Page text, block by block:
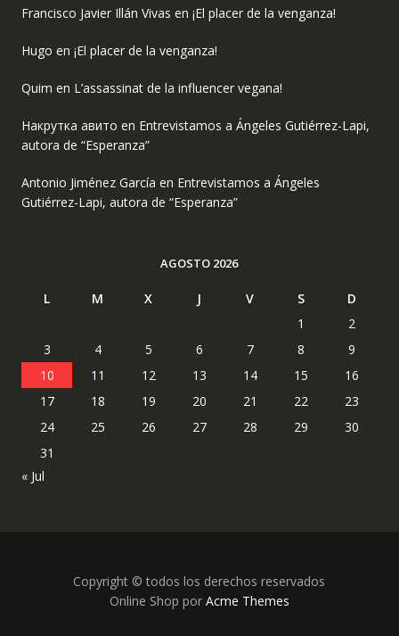
Francisco Javier Illán Vivas en ¡El placer de la venganza!
Hugo en ¡El placer de la venganza!
Quim en L’assassinat de la influencer vegana!
Накрутка авито en Entrevistamos a Ángeles Gutiérrez-Lapi,
autora de “Esperanza”
Antonio Jiménez García en Entrevistamos a Ángeles
Gutiérrez-Lapi, autora de “Esperanza”
AGOSTO 2026
L M X J V S
D
1
2
3
4 5 6 7 8
9
10
11 12 13 14 15
16
17
18 19 20 21 22
23
24
25 26 27 28 29
30
31
« Jul
Copyright © todos los derechos reservados
Online Shop por Acme Themes